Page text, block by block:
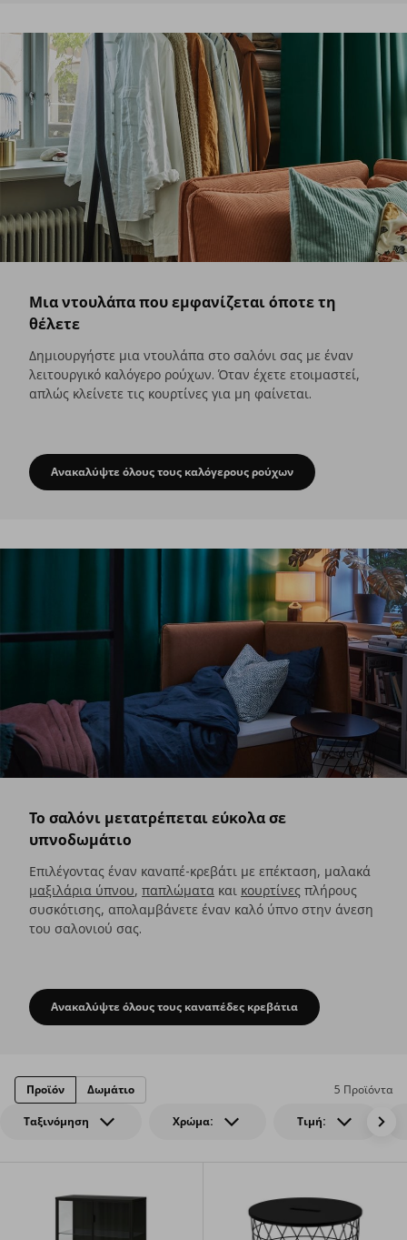
Μια ντουλάπα που εμφανίζεται όποτε τη
θέλετε
Δημιουργήστε μια ντουλάπα στο σαλόνι σας με έναν
λειτουργικό καλόγερο ρούχων. Όταν έχετε ετοιμαστεί,
απλώς κλείνετε τις κουρτίνες για μη φαίνεται.
Μια ντουλάπα που εμφανίζεται όποτε τη
Ανακαλύψτε όλους τους καλόγερους ρούχων
Το σαλόνι μετατρέπεται εύκολα σε
υπνοδωμάτιο
Επιλέγοντας έναν καναπέ-κρεβάτι με επέκταση, μαλακά
μαξιλάρια ύπνου, παπλώματα και κουρτίνες πλήρους
συσκότισης, απολαμβάνετε έναν καλό ύπνο στην άνεση
του σαλονιού σας.
Το σαλόνι μετατρέπεται εύκολα σε
Ανακαλύψτε όλους τους καναπέδες κρεβάτια
Ταξινόμηση Χρώμα: Τιμή:
5 Προϊόντα
Προϊόν Δωμάτιο